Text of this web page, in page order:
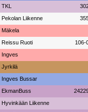
TKL
Pekolan Liikenne
Mäkela
Reissu Ruoti 106-
Ingves
Jyrkilä
Ingves Bussar
EkmanBuss
Hyvinkään Liikenne